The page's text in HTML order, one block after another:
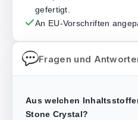
gefertigt.
An EU-Vorschriften
Fragen und
Aus welchen
Stone Crystal?